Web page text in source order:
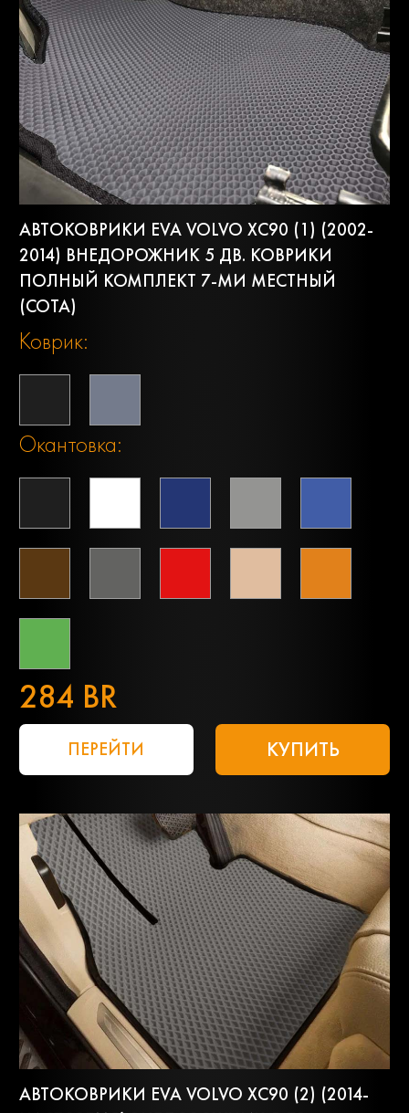
АВТОКОВРИКИ EVA VOLVO XC90 (1) (2002-
2014) ВНЕДОРОЖНИК 5 ДВ. КОВРИКИ
ПОЛНЫЙ КОМПЛЕКТ 7-МИ МЕСТНЫЙ
(СОТА)
Коврик:
Окантовка:
284 BR
ПЕРЕЙТИ КУПИТЬ
АВТОКОВРИКИ EVA VOLVO XC90 (2) (2014-